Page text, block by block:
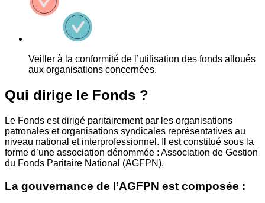
Veiller à la conformité de l’utilisation des fonds alloués
aux organisations concernées.
Qui dirige le Fonds ?
Le Fonds est dirigé paritairement par les organisations
patronales et organisations syndicales représentatives au
niveau national et interprofessionnel. Il est constitué sous la
forme d’une association dénommée : Association de Gestion
du Fonds Paritaire National (AGFPN).
La gouvernance de l’AGFPN est composée :